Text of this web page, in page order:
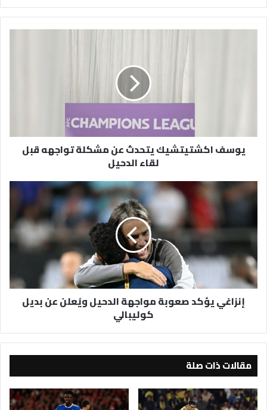
الدحيل
يوسف اكشتيتشيك يتحدث عن مشكلة تواجهه قبل
لقاء الدحيل
إنزاغي
عن
بديل
كوليبالي
إنزاغي يؤكد صعوبة مواجهة الدحيل ويُعلن عن بديل
كوليبالي
مقالات ذات صلة